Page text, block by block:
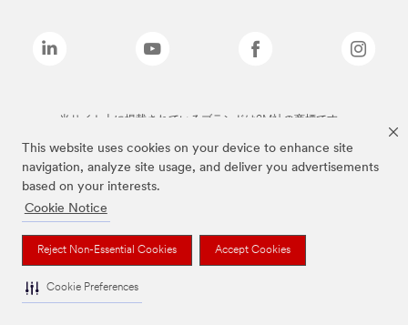
This website uses cookies on your device to enhance site
navigation, analyze site usage, and deliver you advertisements
based on your interests.
Cookie Notice
Reject Non-Essential Cookies Accept Cookies
Cookie Preferences
当サイト上に掲載されているブランドは3M社の商標です。